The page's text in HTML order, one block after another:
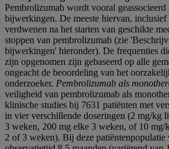
Pembrolizumab wordt vooral
bijwerkingen. De meeste hiervan, inclusief
verdwenen na het starten van geschikte
stoppen van pembrolizumab (zie
bijwerkingen' hieronder). De frequenties
zijn opgenomen zijn gebaseerd op alle
ongeacht de beoordeling van het
onderzoeker. Pembrolizumab als
veiligheid van pembrolizumab als
klinische studies bij 7631 patiënten met
in vier verschillende doseringen (2 mg/kg
3 weken, 200 mg elke 3 weken, of 10 mg/
2 of 3 weken). Bij deze patiëntenpopulatie